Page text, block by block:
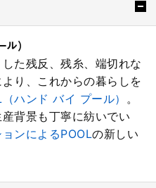
）
た残反、残糸、端切れな
り、これからの暮らしを
ハンド バイ プール） 。
背景も丁寧に紡いでい
ンによるPOOLの新しい